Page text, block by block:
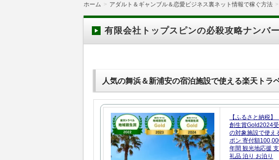
ホーム アダルト＆ギャンブル＆恋愛ビジネス裏ネット情報で稼ぐ方法
有限会社トップスピンの必殺攻略ナンバ
人気の舞浜＆新浦安の宿泊施設で使える楽天トラ
【ふるさと納税
創生賞Gold2024
の対象施設で使え
ポン 寄付額
年間 観光地応援
礼品 泊り お泊り